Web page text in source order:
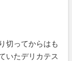
切ってからはも
いたデリカテス